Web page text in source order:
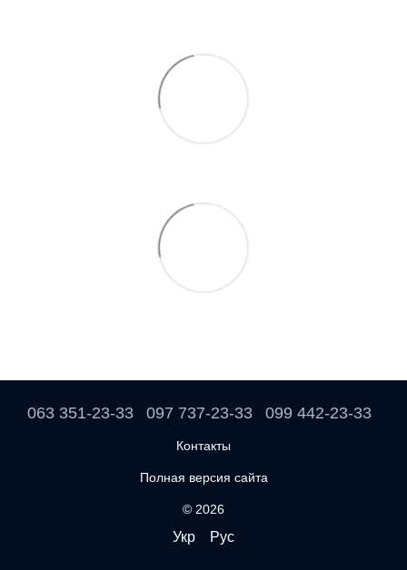
063 351-23-33 097 737-23-33 099 442-23-33
Контакты
Полная версия сайта
© 2026
Укр Рус